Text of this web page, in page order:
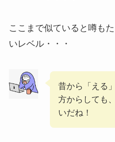
ここまで似ていると噂も
いレベル・・・
昔から「える
方からしても
いだね！